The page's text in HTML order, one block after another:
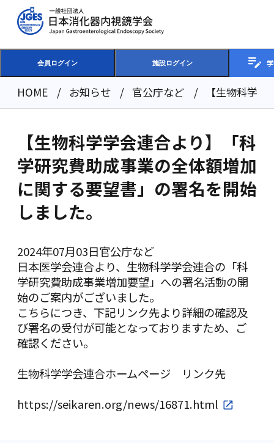
会員ログイン 施設ログイン
HOME お知らせ 官公庁など 【生物科学
2024年07月03日官公庁など
【生物科学学会連合より】「科
学研究費助成事業の全体額増加
に関する要望書」の署名を開始
しました。
日本医学会連合より、生物科学学会連合の「科
学研究費助成事業増加要望」への署名活動の開
始のご案内がございました。
こちらにつき、下記リンク先より詳細の確認及
び署名の受付が可能となっておりますため、ご
確認ください。
生物科学学会連合ホームページ リンク先
https://seikaren.org/news/16871.html